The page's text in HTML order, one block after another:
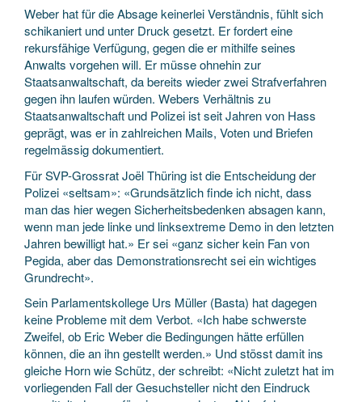
Weber hat für die Absage keinerlei Verständnis, fühlt sich
schikaniert und unter Druck gesetzt. Er fordert eine
rekursfähige Verfügung, gegen die er mithilfe seines
Anwalts vorgehen will. Er müsse ohnehin zur
Staatsanwaltschaft, da bereits wieder zwei Strafverfahren
gegen ihn laufen würden. Webers Verhältnis zu
Staatsanwaltschaft und Polizei ist seit Jahren von Hass
geprägt, was er in zahlreichen Mails, Voten und Briefen
regelmässig dokumentiert.
Für SVP-Grossrat Joël Thüring ist die Entscheidung der
Polizei «seltsam»: «Grundsätzlich finde ich nicht, dass
man das hier wegen Sicherheitsbedenken absagen kann,
wenn man jede linke und linksextreme Demo in den letzten
Jahren bewilligt hat.» Er sei «ganz sicher kein Fan von
Pegida, aber das Demonstrationsrecht sei ein wichtiges
Grundrecht».
Sein Parlamentskollege Urs Müller (Basta) hat dagegen
keine Probleme mit dem Verbot. «Ich habe schwerste
Zweifel, ob Eric Weber die Bedingungen hätte erfüllen
können, die an ihn gestellt werden.» Und stösst damit ins
gleiche Horn wie Schütz, der schreibt: «Nicht zuletzt hat im
vorliegenden Fall der Gesuchsteller nicht den Eindruck